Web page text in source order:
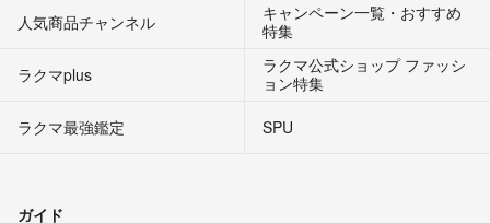
人気商品チャンネル
キャンペーン一覧・おすすめ
特集
ラクマplus
ラクマ公式ショップ ファッシ
ョン特集
ラクマ最強鑑定
SPU
ガイド